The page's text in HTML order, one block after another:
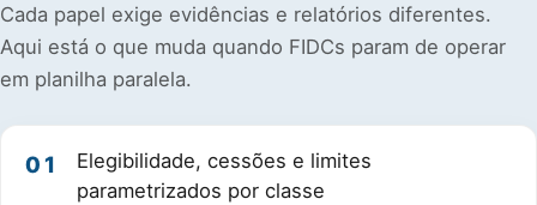
Cada papel exige evidências e relatórios diferentes.
Aqui está o que muda quando FIDCs param de operar
em planilha paralela.
01
Elegibilidade, cessões e limites
parametrizados por classe